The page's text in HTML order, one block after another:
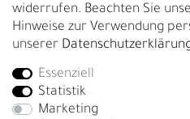
B2B Geschäftskunden
Bei Fragen wenden Sie sich direkt
+4917663727338
widerrufen. Beachten Sie
Hinweise zur Verwendung
unserer
Essenziell
Statistik
Marketing